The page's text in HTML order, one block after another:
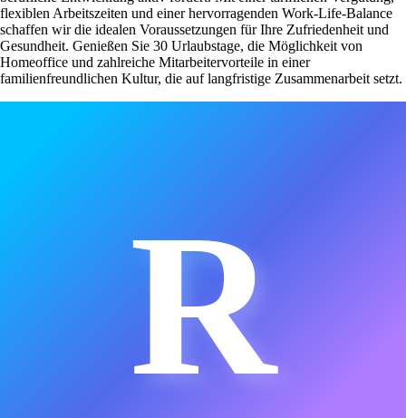
flexiblen Arbeitszeiten und einer hervorragenden Work-Life-Balance
schaffen wir die idealen Voraussetzungen für Ihre Zufriedenheit und
Gesundheit. Genießen Sie 30 Urlaubstage, die Möglichkeit von
Homeoffice und zahlreiche Mitarbeitervorteile in einer
familienfreundlichen Kultur, die auf langfristige Zusammenarbeit setzt.
R